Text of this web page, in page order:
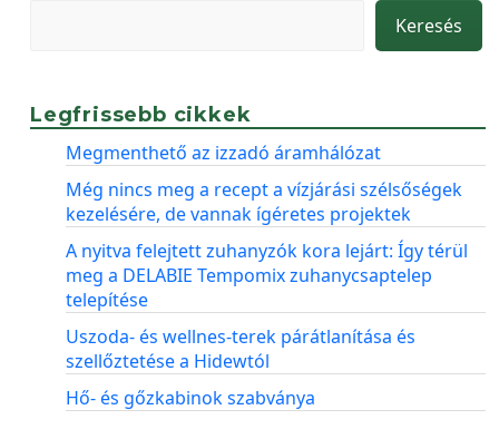
Keresés
Legfrissebb cikkek
Megmenthető az izzadó áramhálózat
Még nincs meg a recept a vízjárási szélsőségek
kezelésére, de vannak ígéretes projektek
A nyitva felejtett zuhanyzók kora lejárt: Így térül
meg a DELABIE Tempomix zuhanycsaptelep
telepítése
Uszoda- és wellnes-terek párátlanítása és
szellőztetése a Hidewtól
Hő- és gőzkabinok szabványa